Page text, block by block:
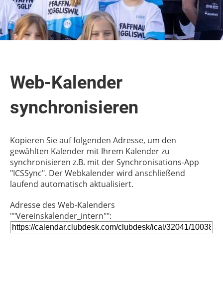
Web-Kalender
synchronisieren
Kopieren Sie auf folgenden Adresse, um den
gewählten Kalender mit Ihrem Kalender zu
synchronisieren z.B. mit der Synchronisations-App
"ICSSync". Der Webkalender wird anschließend
laufend automatisch aktualisiert.
Adresse des Web-Kalenders
""Vereinskalender_intern"":